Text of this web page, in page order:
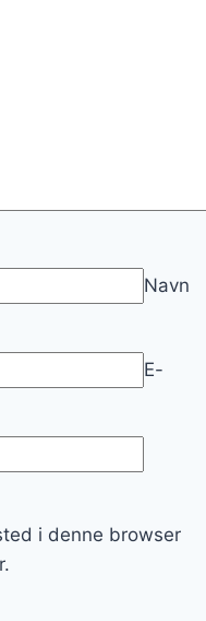
Navn
E-
i denne browser